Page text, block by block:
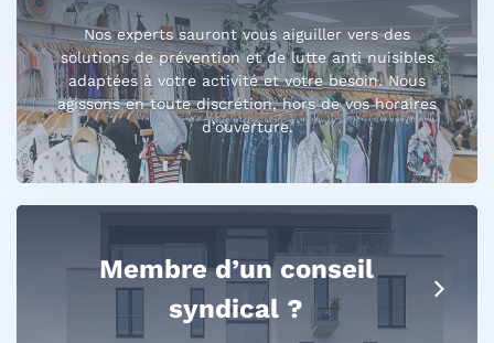
Nos experts sauront vous aiguiller vers des
solutions de prévention et de lutte anti nuisibles
adaptées à votre activité et votre besoin. Nous
agissons en toute discrétion, hors de vos horaires
d’ouverture.
Membre d’un conseil
syndical ?